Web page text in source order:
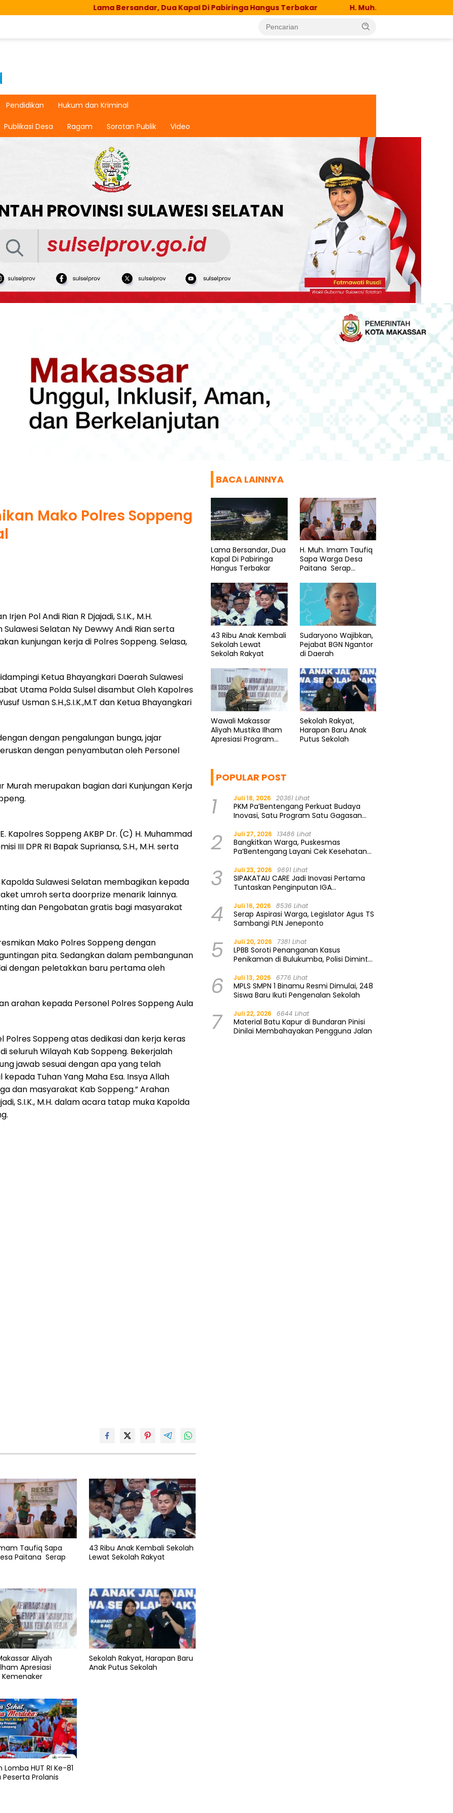
Lama Bersandar, Dua Kapal Di Pabiringa Hangus Terbakar H. Muh. Imam Taufiq Sapa Warga Desa
Pendidikan Hukum dan Kriminal
Publikasi Desa Ragam Sorotan Publik Video
Mako Polres Soppeng
Pol Andi Rian R Djajadi, S.I.K., M.H.
Selatan Ny Dewwy Andi Rian serta
kunjungan kerja di Polres Soppeng. Selasa,
Ketua Bhayangkari Daerah Sulawesi
Utama Polda Sulsel disambut Oleh Kapolres
Usman S.H.,S.I.K.,M.T dan Ketua Bhayangkari
dengan pengalungan bunga, jajar
dengan penyambutan oleh Personel
Murah merupakan bagian dari Kunjungan Kerja
Kapolres Soppeng AKBP Dr. (C) H. Muhammad
III DPR RI Bapak Supriansa, S.H., M.H. serta
Sulawesi Selatan membagikan kepada
umroh serta doorprize menarik lainnya.
dan Pengobatan gratis bagi masyarakat
Mako Polres Soppeng dengan
pita. Sedangkan dalam pembangunan
dengan peletakkan baru pertama oleh
arahan kepada Personel Polres Soppeng Aula
Polres Soppeng atas dedikasi dan kerja keras
seluruh Wilayah Kab Soppeng. Bekerjalah
jawab sesuai dengan apa yang telah
Tuhan Yang Maha Esa. Insya Allah
dan masyarakat Kab Soppeng.” Arahan
S.I.K., M.H. dalam acara tatap muka Kapolda
Taufiq Sapa
Paitana Serap
43 Ribu Anak Kembali Sekolah
Lewat Sekolah Rakyat
Aliyah
Apresiasi
Sekolah Rakyat, Harapan Baru
Anak Putus Sekolah
Lomba HUT RI Ke-81
Prolanis
BACA LAINNYA
Lama Bersandar, Dua
Kapal Di Pabiringa
Hangus Terbakar
H. Muh. Imam Taufiq
Sapa Warga Desa
Paitana Serap
43 Ribu Anak Kembali
Sekolah Lewat
Sekolah Rakyat
Sudaryono Wajibkan,
Pejabat BGN Ngantor
di Daerah
Wawali Makassar
Aliyah Mustika Ilham
Apresiasi Program
Sekolah Rakyat,
Harapan Baru Anak
Putus Sekolah
POPULAR POST
1 Juli 18, 2026 20361 Lihat
PKM Pa’Bentengang Perkuat Budaya
Inovasi, Satu Program Satu Gagasan
2 Juli 27, 2026 13486 Lihat
Bangkitkan Warga, Puskesmas
Pa’Bentengang Layani Cek Kesehatan
3 Juli 23, 2026 9691 Lihat
SIPAKATAU CARE Jadi Inovasi Pertama
Tuntaskan Penginputan IGA
4 Juli 16, 2026 8536 Lihat
Serap Aspirasi Warga, Legislator Agus TS
Sambangi PLN Jeneponto
5 Juli 20, 2026 7381 Lihat
LPBB Soroti Penanganan Kasus
Penikaman di Bulukumba, Polisi Diminta
6 Juli 13, 2026 6776 Lihat
MPLS SMPN 1 Binamu Resmi Dimulai, 248
Siswa Baru Ikuti Pengenalan Sekolah
7 Juli 22, 2026 6644 Lihat
Material Batu Kapur di Bundaran Pinisi
Dinilai Membahayakan Pengguna Jalan